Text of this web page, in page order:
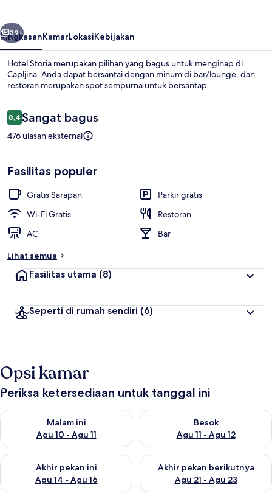
Berikutnya
39+
RingkasanKamarLokasiKebijakan
Hotel Storia merupakan pilihan yang bagus untuk menginap di
Capljina. Anda dapat bersantai dengan minum di bar/lounge, dan
restoran merupakan spot sempurna untuk bersantap.
Ulasan
8,48,4 dari 10
Sangat bagus
476 ulasan eksternal
Fasilitas populer
Gratis Sarapan
Parkir gratis
Wi-Fi Gratis
Restoran
AC
Bar
Lihat semua
Fasilitas utama (8)
Seperti di rumah sendiri (6)
Opsi kamar
Periksa ketersediaan untuk tanggal ini
Malam ini
Agu 10 - Agu 11
Periksa ketersediaan untuk malam ini Agu 10 - Agu 11
Besok
Agu 11 - Agu 12
Periksa ketersediaan untuk
Akhir pekan ini
Agu 14 - Agu 16
Periksa ketersediaan untuk akhir pekan ini Agu 14 - Agu 16
Akhir pekan berikutnya
Agu 21 - Agu 23
Periksa ketersediaan untuk